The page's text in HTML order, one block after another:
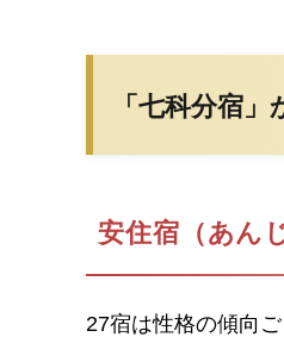
「七科分宿
安住宿（あん
27宿は性格の傾向